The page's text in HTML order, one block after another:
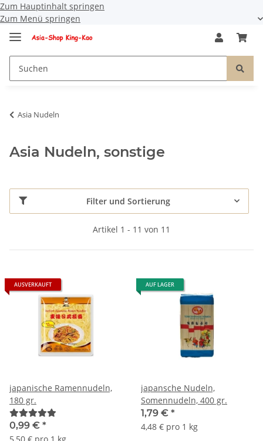
Zum Hauptinhalt springen
Zum Menü springen
Asia Nudeln
Asia Nudeln, sonstige
Filter und Sortierung
Artikel 1 - 11 von 11
AUSVERKAUFT
japanische Ramennudeln,
180 gr.
0,99 € *
AUF LAGER
japansche Nudeln,
Somennudeln, 400 gr.
1,79 € *
4,48 € pro 1 kg